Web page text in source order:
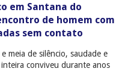
em Santana do
de homem com
sem contato
meia de silêncio, saudade e
conviveu durante anos